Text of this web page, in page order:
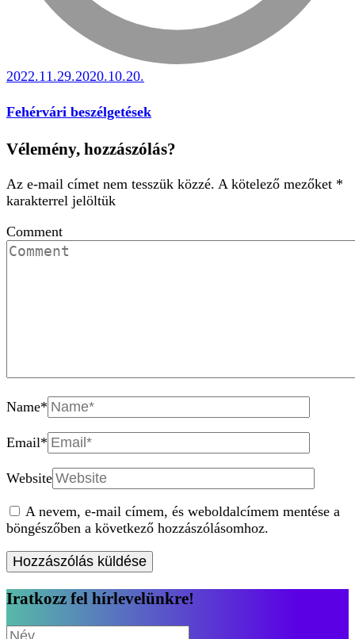
2022.11.29.2020.10.20.
Fehérvári beszélgetések
Vélemény, hozzászólás?
Az e-mail címet nem tesszük közzé. A kötelező mezőket *
karakterrel jelöltük
Comment
Name*
Email*
Website
A nevem, e-mail címem, és weboldalcímem mentése a
böngészőben a következő hozzászólásomhoz.
Iratkozz fel hírlevelünkre!